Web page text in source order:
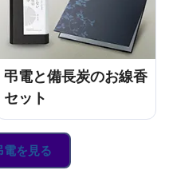
弔電と備長炭のお線香
セット
を見る